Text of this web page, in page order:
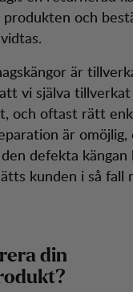
produkten och
är
vi själva
och oftast rätt
är omöjlig,
defekta
kunden i så fall
din